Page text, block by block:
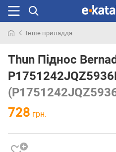
раніше
Інше приладдя
Thun Піднос
728 грн.